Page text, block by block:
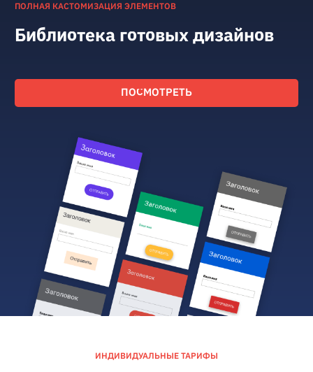
ПОЛНАЯ КАСТОМИЗАЦИЯ ЭЛЕМЕНТОВ
Библиотека готовых дизайнов
ПОСМОТРЕТЬ
ИНДИВИДУАЛЬНЫЕ ТАРИФЫ